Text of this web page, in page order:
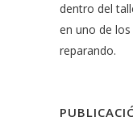
dentro del
en uno de
reparando.